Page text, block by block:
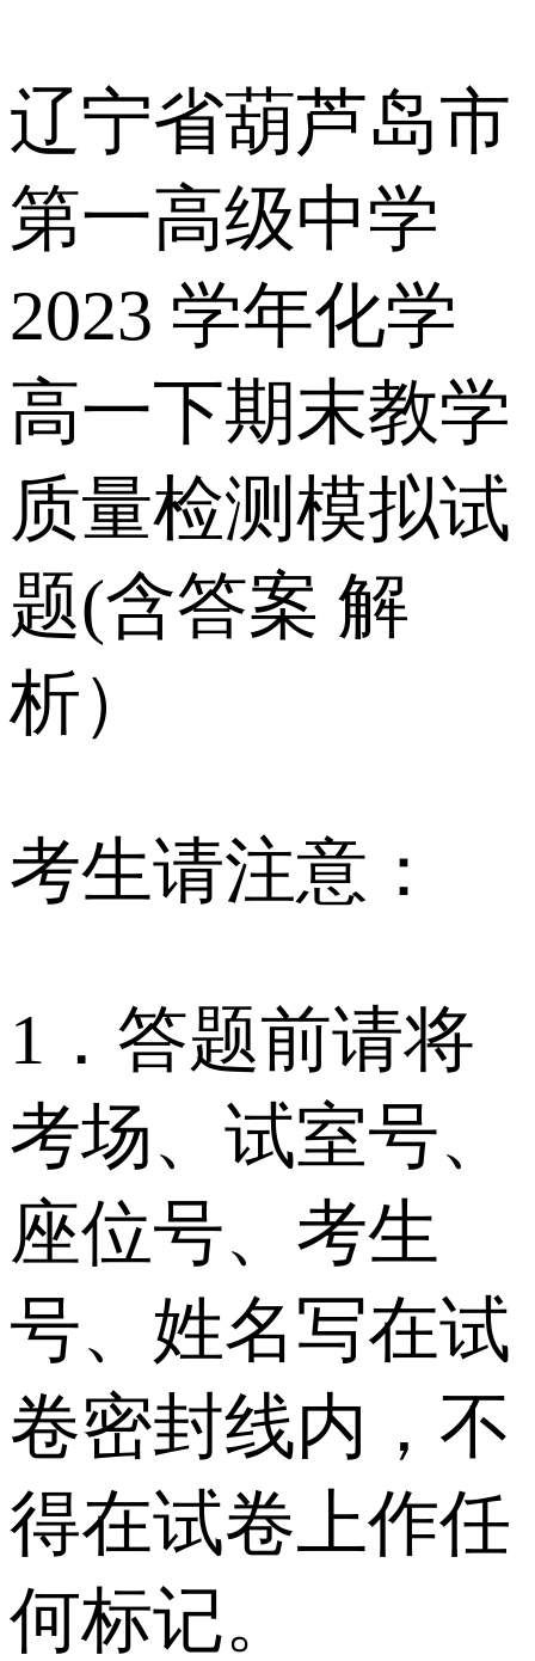
辽宁省葫芦岛市
第一高级中学
2023 学年化学
高一下期末教学
质量检测模拟试
题(含答案 解
析）
考生请注意：
1．答题前请将
考场、试室号、
座位号、考生
号、姓名写在试
卷密封线内，不
得在试卷上作任
何标记。